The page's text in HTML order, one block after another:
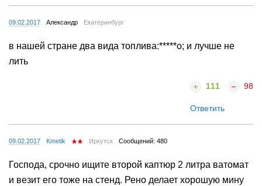
09.02.2017 Александр Екатеринбург
в нашей стране два вида топлива:*****о; и лучше не
лить
111 98
Ответить
09.02.2017 Kmetik Иркутск Сообщений: 480
Господа, срочно ищите второй каптюр 2 литра ватомат
и везит его тоже на стенд. Рено делает хорошую мину